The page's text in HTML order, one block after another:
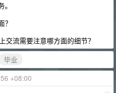
？
交流需要注意哪方面的细节？
毕业
+08:00